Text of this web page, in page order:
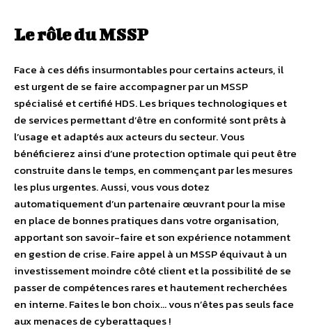
Le rôle du MSSP
Face à ces défis insurmontables pour certains acteurs, il
est urgent de se faire accompagner par un MSSP
spécialisé et certifié HDS. Les briques technologiques et
de services permettant d’être en conformité sont prêts à
l’usage et adaptés aux acteurs du secteur. Vous
bénéficierez ainsi d’une protection optimale qui peut être
construite dans le temps, en commençant par les mesures
les plus urgentes. Aussi, vous vous dotez
automatiquement d’un partenaire œuvrant pour la mise
en place de bonnes pratiques dans votre organisation,
apportant son savoir-faire et son expérience notamment
en gestion de crise. Faire appel à un MSSP équivaut à un
investissement moindre côté client et la possibilité de se
passer de compétences rares et hautement recherchées
en interne. Faites le bon choix… vous n’êtes pas seuls face
aux menaces de cyberattaques !